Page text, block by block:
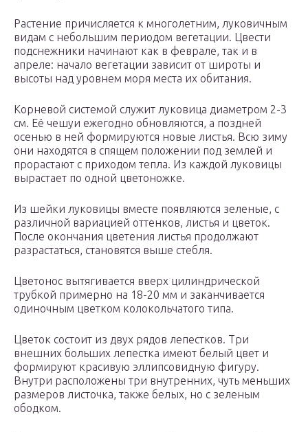
Растение причисляется к многолетним, луковичным
видам с небольшим периодом вегетации. Цвести
подснежники начинают как в феврале, так и в
апреле: начало вегетации зависит от широты и
высоты над уровнем моря места их обитания.
Корневой системой служит луковица диаметром 2-3
см. Её чешуи ежегодно обновляются, а поздней
осенью в ней формируются новые листья. Всю зиму
они находятся в спящем положении под землей и
прорастают с приходом тепла. Из каждой луковицы
вырастает по одной цветоножке.
Из шейки луковицы вместе появляются зеленые, с
различной вариацией оттенков, листья и цветок.
После окончания цветения листья продолжают
разрастаться, становятся выше стебля.
Цветонос вытягивается вверх цилиндрической
трубкой примерно на 18-20 мм и заканчивается
одиночным цветком колокольчатого типа.
Цветок состоит из двух рядов лепестков. Три
внешних больших лепестка имеют белый цвет и
формируют красивую эллипсовидную фигуру.
Внутри расположены три внутренних, чуть меньших
размеров листочка, также белых, но с зеленым
ободком.